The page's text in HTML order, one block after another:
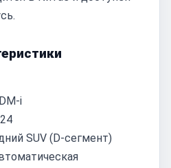
i
SUV (D-сегмент)